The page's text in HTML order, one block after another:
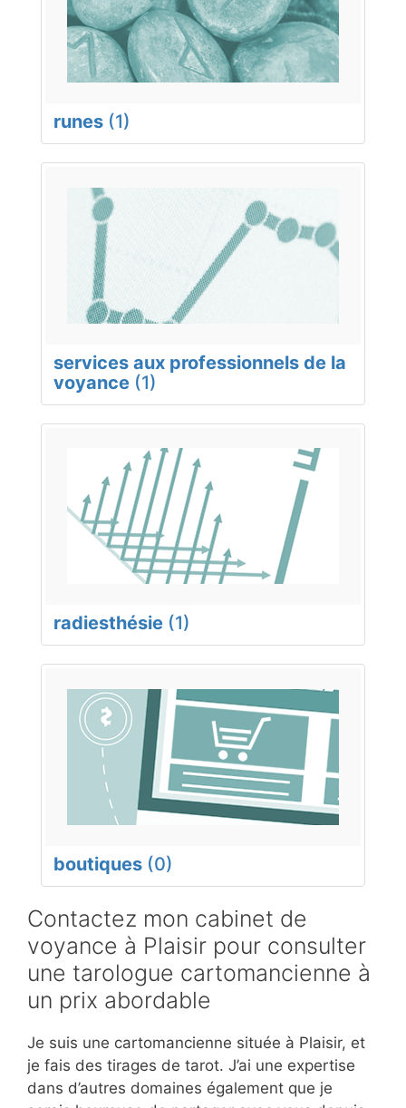
runes (1)
services aux professionnels de la
voyance (1)
radiesthésie (1)
boutiques (0)
Contactez mon cabinet de
voyance à Plaisir pour consulter
une tarologue cartomancienne à
un prix abordable
Je suis une cartomancienne située à Plaisir, et
je fais des tirages de tarot. J’ai une expertise
dans d’autres domaines également que je